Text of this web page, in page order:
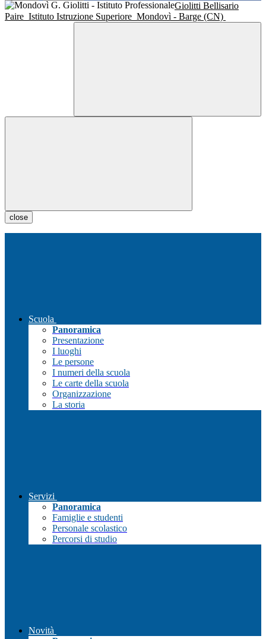
Giolitti Bellisario
Paire Istituto Istruzione Superiore Mondovì - Barge (CN)
close
Scuola
Panoramica
Presentazione
I luoghi
Le persone
I numeri della scuola
Le carte della scuola
Organizzazione
La storia
Servizi
Panoramica
Famiglie e studenti
Personale scolastico
Percorsi di studio
Novità